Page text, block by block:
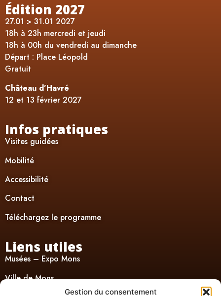
Gestion du consentement
Édition 2027
27.01 > 31.01 2027
18h à 23h mercredi et jeudi
18h à 00h du vendredi au dimanche
Départ : Place Léopold
Gratuit
Château d’Havré
12 et 13 février 2027
Infos pratiques
Visites guidées
Mobilité
Accessibilité
Contact
Téléchargez le programme
Liens utiles
Musées – Expo Mons
Ville de Mons